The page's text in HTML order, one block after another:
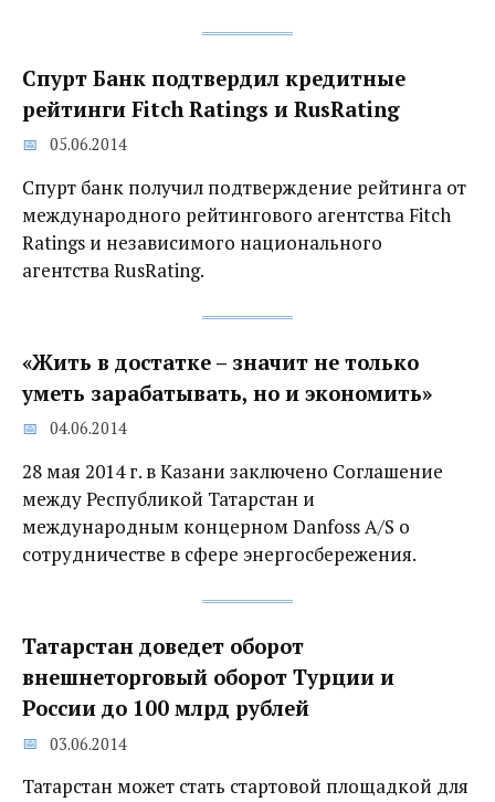
Спурт Банк подтвердил кредитные
рейтинги Fitch Ratings и RusRating
05.06.2014
Спурт банк получил подтверждение рейтинга от
международного рейтингового агентства Fitch
Ratings и независимого национального
агентства RusRating.
«Жить в достатке – значит не только
уметь зарабатывать, но и экономить»
04.06.2014
28 мая 2014 г. в Казани заключено Соглашение
между Республикой Татарстан и
международным концерном Danfoss A/S о
сотрудничестве в сфере энергосбережения.
Татарстан доведет оборот
внешнеторговый оборот Турции и
России до 100 млрд рублей
03.06.2014
Татарстан может стать стартовой площадкой для